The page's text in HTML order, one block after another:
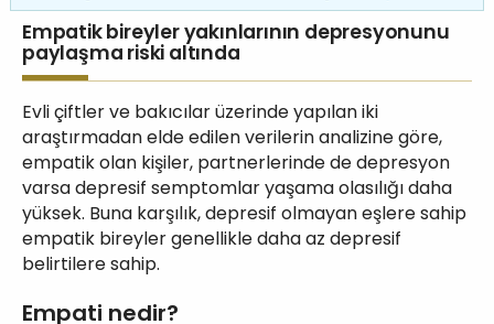
Empatik bireyler yakınlarının depresyonunu
paylaşma riski altında
Evli çiftler ve bakıcılar üzerinde yapılan iki
araştırmadan elde edilen verilerin analizine göre,
empatik olan kişiler, partnerlerinde de depresyon
varsa depresif semptomlar yaşama olasılığı daha
yüksek. Buna karşılık, depresif olmayan eşlere sahip
empatik bireyler genellikle daha az depresif
belirtilere sahip.
Empati nedir?